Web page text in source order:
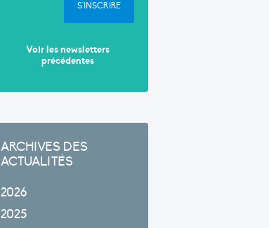
S'INSCRIRE
Voir les newsletters
précédentes
ARCHIVES DES
ACTUALITÉS
2026
2025